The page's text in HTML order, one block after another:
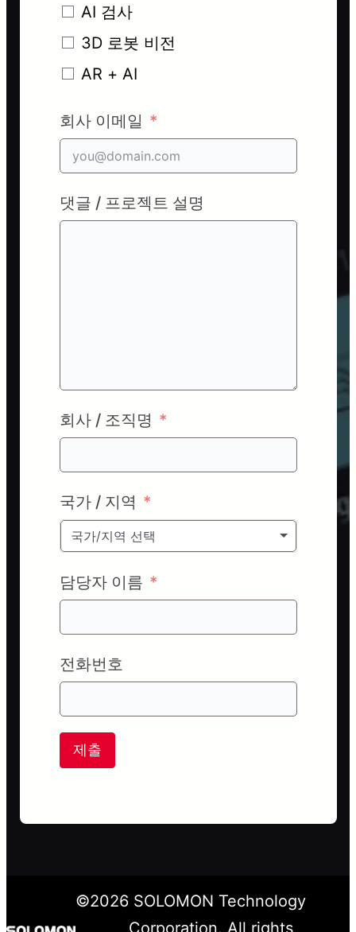
AI 검사
3D 로봇 비전
AR + AI
회사 이메일
댓글 / 프로젝트 설명
회사 / 조직명
국가 / 지역
국가/지역 선택
담당자 이름
전화번호
제출
©2026SOLOMON Technology
Corporation. All rights